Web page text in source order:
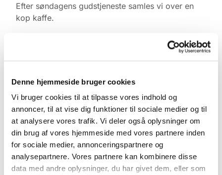
Denne hjemmeside bruger cookies
Vi bruger cookies til at tilpasse vores indhold og
annoncer, til at vise dig funktioner til sociale medier og til
at analysere vores trafik. Vi deler også oplysninger om
din brug af vores hjemmeside med vores partnere inden
for sociale medier, annonceringspartnere og
analysepartnere. Vores partnere kan kombinere disse
data med andre oplysninger, du har givet dem, eller som
Efter søndagens gudstjeneste samles vi over en
kop kaffe.